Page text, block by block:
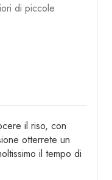
di piccole
il riso, con
otterrete un
il tempo di